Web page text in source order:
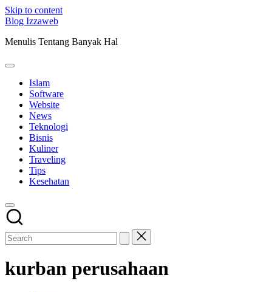
Skip to content
Blog Izzaweb
Menulis Tentang Banyak Hal
Islam
Software
Website
News
Teknologi
Bisnis
Kuliner
Traveling
Tips
Kesehatan
kurban perusahaan